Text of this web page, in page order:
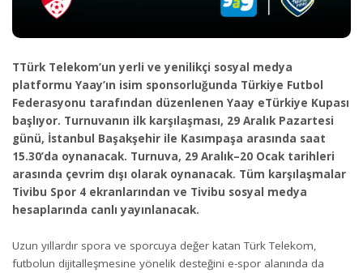
TTürk Telekom’un yerli ve yenilikçi sosyal medya
platformu Yaay’ın isim sponsorluğunda Türkiye Futbol
Federasyonu tarafından düzenlenen Yaay eTürkiye Kupası
başlıyor. Turnuvanın ilk karşılaşması, 29 Aralık Pazartesi
günü, İstanbul Başakşehir ile Kasımpaşa arasında saat
15.30’da oynanacak. Turnuva, 29 Aralık–20 Ocak tarihleri
arasında çevrim dışı olarak oynanacak. Tüm karşılaşmalar
Tivibu Spor 4 ekranlarından ve Tivibu sosyal medya
hesaplarında canlı yayınlanacak.
Uzun yıllardır spora ve sporcuya değer katan Türk Telekom,
futbolun dijitalleşmesine yönelik desteğini e-spor alanında da